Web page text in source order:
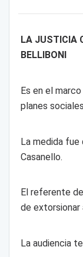
LA JUSTICIA
BELLIBONI
Es en el
planes
La medida
Casanello.
El referente
de extorsionar
La audiencia